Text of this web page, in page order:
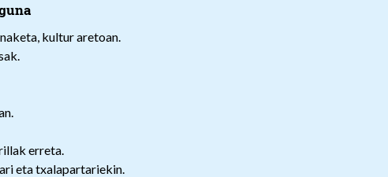
kultur aretoan.
erreta.
eta txalapartariekin.